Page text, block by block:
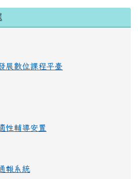
展數位課程平臺
性輔導安置
報系統